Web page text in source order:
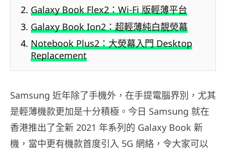
Galaxy Book Flex2：Wi-Fi 版輕薄平台
Galaxy Book Ion2：超輕薄純白靚熒幕
Notebook Plus2：大熒幕入門 Desktop
Replacement
Samsung 近年除了手機外，在手提電腦界別，尤其
是輕薄機款更加是十分積極。今日 Samsung 就在
香港推出了全新 2021 年系列的 Galaxy Book 新
機，當中更有機款首度引入 5G 網絡，令大家可以